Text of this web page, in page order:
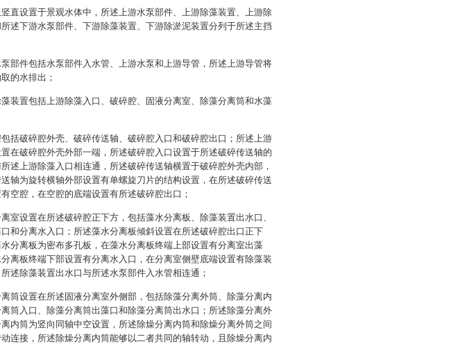
直设置于景观水体中，所述上游水泵部件、上游除藻装置、上游除
述下游水泵部件、下游除藻装置、下游除淤泥装置分列于所述主挡
部件包括水泵部件入水管、上游水泵和上游导管，所述上游导管将
的水排出；
装置包括上游除藻入口、破碎腔、固液分离室、除藻分离筒和水藻
括破碎腔外壳、破碎传送轴、破碎腔入口和破碎腔出口；所述上游
在破碎腔外壳外部一端，所述破碎腔入口设置于所述破碎传送轴的
述上游除藻入口相连通，所述破碎传送轴横置于破碎腔外壳内部，
轴为旋转横轴外部设置有单螺旋刀片的结构设置，在所述破碎传送
空腔，在空腔的底端设置有所述破碎腔出口；
室设置在所述破碎腔正下方，包括藻水分离板、除藻装置出水口、
和分离水入口；所述藻水分离板倾斜设置在所述破碎腔出口正下
分离板为密布多孔板，在藻水分离板终端上部设置有分离室出藻
离板终端下部设置有分离水入口，在分离室侧壁底端设置有除藻装
述除藻装置出水口与所述水泵部件入水管相连通；
筒设置在所述固液分离室外侧部，包括除藻分离外筒、除藻分离内
筒入口、除藻分离筒出藻口和除藻分离筒出水口；所述除藻分离外
内筒为竖向同轴中空设置，所述除燥分离内筒和除燥分离外筒之间
连接，所述除燥分离内筒能够以二者共同的轴转动，且除燥分离内